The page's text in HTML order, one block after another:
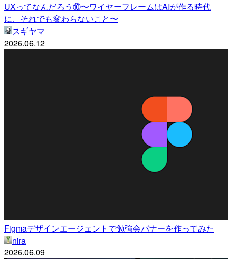
UXってなんだろう⑩〜ワイヤーフレームはAIが作る時代
に、それでも変わらないこと〜
スギヤマ
2026.06.12
Figmaデザインエージェントで勉強会バナーを作ってみた
nira
2026.06.09